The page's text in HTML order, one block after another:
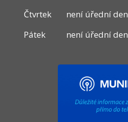
Čtvrtek
není úřední den
Pátek
není úřední den